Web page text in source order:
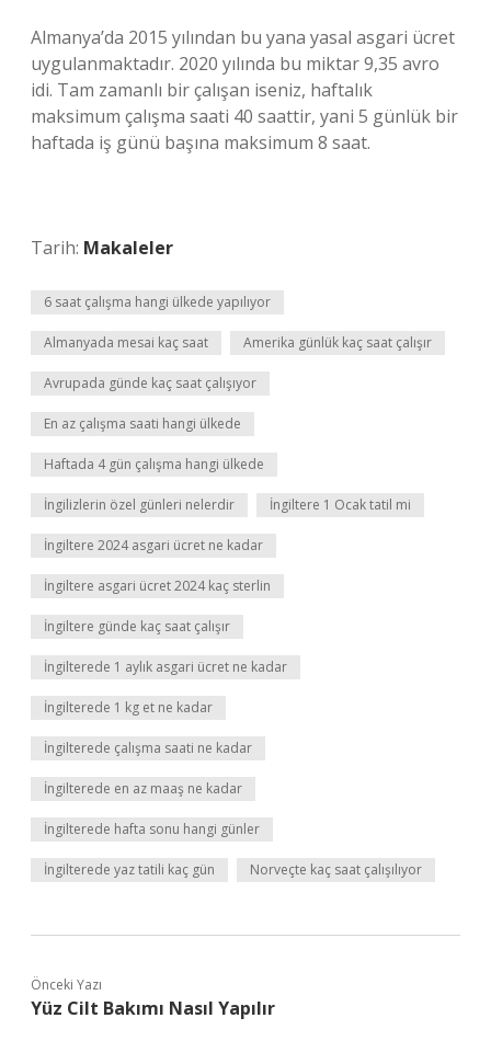
Almanya’da 2015 yılından bu yana yasal asgari ücret
uygulanmaktadır. 2020 yılında bu miktar 9,35 avro
idi. Tam zamanlı bir çalışan iseniz, haftalık
maksimum çalışma saati 40 saattir, yani 5 günlük bir
haftada iş günü başına maksimum 8 saat.
Tarih: Makaleler
6 saat çalışma hangi ülkede yapılıyor
Almanyada mesai kaç saat Amerika günlük kaç saat çalışır
Avrupada günde kaç saat çalışıyor
En az çalışma saati hangi ülkede
Haftada 4 gün çalışma hangi ülkede
İngilizlerin özel günleri nelerdir İngiltere 1 Ocak tatil mi
İngiltere 2024 asgari ücret ne kadar
İngiltere asgari ücret 2024 kaç sterlin
İngiltere günde kaç saat çalışır
İngilterede 1 aylık asgari ücret ne kadar
İngilterede 1 kg et ne kadar
İngilterede çalışma saati ne kadar
İngilterede en az maaş ne kadar
İngilterede hafta sonu hangi günler
İngilterede yaz tatili kaç gün Norveçte kaç saat çalışılıyor
Önceki Yazı
Yüz Cilt Bakımı Nasıl Yapılır